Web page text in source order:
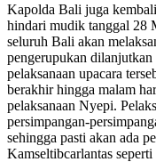
Kapolda Bali juga
hindari mudik tanggal 28
seluruh Bali akan
pengerupukan
pelaksanaan upacara
berakhir hingga malam
pelaksanaan Nyepi.
persimpangan-
sehingga pasti akan ada
Kamseltibcarlantas seperti